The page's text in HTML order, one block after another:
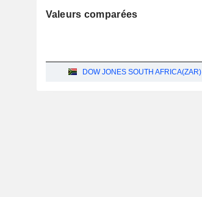
Valeurs comparées
DOW JONES SOUTH AFRICA(ZAR)